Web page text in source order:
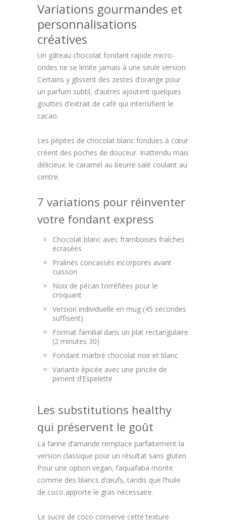
Variations gourmandes et
personnalisations
créatives
Un gâteau chocolat fondant rapide micro-
ondes ne se limite jamais à une seule version.
Certains y glissent des zestes d’orange pour
un parfum subtil, d’autres ajoutent quelques
gouttes d’extrait de café qui intensifient le
cacao.
Les pépites de chocolat blanc fondues à cœur
créent des poches de douceur. Inattendu mais
délicieux: le caramel au beurre salé coulant au
centre.
7 variations pour réinventer
votre fondant express
Chocolat blanc avec framboises fraîches
écrasées
Pralinés concassés incorporés avant
cuisson
Noix de pécan torréfiées pour le
croquant
Version individuelle en mug (45 secondes
suffisent)
Format familial dans un plat rectangulaire
(2 minutes 30)
Fondant marbré chocolat noir et blanc
Variante épicée avec une pincée de
piment d’Espelette
Les substitutions healthy
qui préservent le goût
La farine d’amande remplace parfaitement la
version classique pour un résultat sans gluten.
Pour une option vegan, l’aquafaba monte
comme des blancs d’œufs, tandis que l’huile
de coco apporte le gras nécessaire.
Le sucre de coco conserve cette texture